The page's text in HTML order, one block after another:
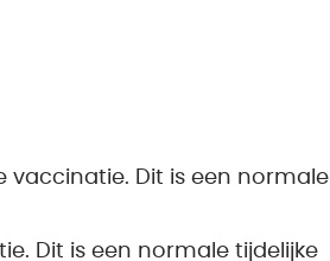
vaccinatie. Dit is een normale
Dit is een normale tijdelijke